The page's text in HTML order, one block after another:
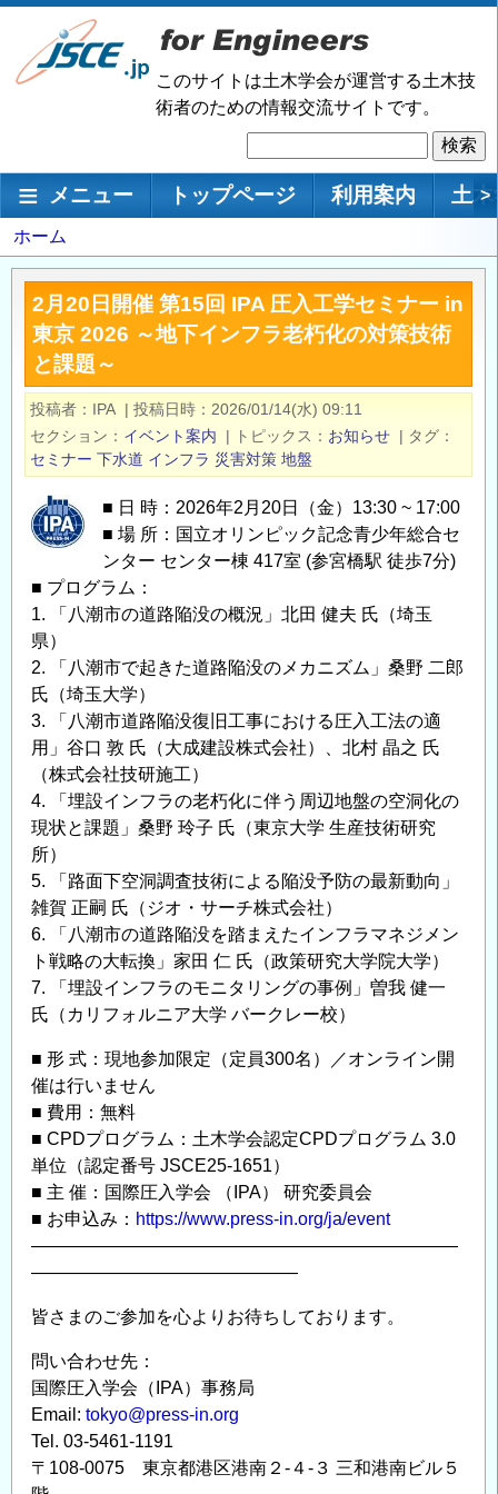
メ
ン
移
このサイトは土木学会が運営する土木技
術者のための情報交流サイトです。
索
メインナビゲーション
メニュー トップページ 利用案内 土 >
パ
ン
く
ず
ホーム
2月20日開催 第15回 IPA 圧入工学セミナー in
東京 2026 ～地下インフラ老朽化の対策技術
と課題～
投稿者 IPA | 投稿日時
2026/01/14(水) 09:11
セクション
イベント案内 | トピックス お知らせ | タグ
セミナー 下水道 インフラ 災害対策 地盤
■ 日 時：2026年2月20日（金）13:30 ~ 17:00
■ 場 所：国立オリンピック記念青少年総合セ
ンター センター棟 417室 (参宮橋駅 徒歩7分)
■ プログラム：
1. 「八潮市の道路陥没の概況」北田 健夫 氏（埼玉
県）
2. 「八潮市で起きた道路陥没のメカニズム」桑野 二郎
氏（埼玉大学）
3. 「⼋潮市道路陥没復旧工事における圧⼊⼯法の適
⽤」谷口 敦 氏（大成建設株式会社）、北村 晶之 氏
（株式会社技研施工）
4. 「埋設インフラの老朽化に伴う周辺地盤の空洞化の
現状と課題」桑野 玲子 氏（東京大学 生産技術研究
所）
5. 「路面下空洞調査技術による陥没予防の最新動向」
雑賀 正嗣 氏（ジオ・サーチ株式会社）
6. 「八潮市の道路陥没を踏まえたインフラマネジメン
ト戦略の大転換」家田 仁 氏（政策研究大学院大学）
7. 「埋設インフラのモニタリングの事例」曽我 健一
氏（カリフォルニア大学 バークレー校）
■ 形 式：現地参加限定（定員300名）／オンライン開
催は行いません
■ 費用：無料
■ CPDプログラム：土木学会認定CPDプログラム 3.0
単位（認定番号 JSCE25-1651）
■ 主 催：国際圧入学会 （IPA） 研究委員会
■ お申込み： https://www.press-in.org/ja/event
————————————————————————
———————————————
皆さまのご参加を心よりお待ちしております。
問い合わせ先：
国際圧入学会（IPA）事務局
Email: tokyo@press-in.org
Tel. 03-5461-1191
〒108-0075 東京都港区港南２-４-３ 三和港南ビル５